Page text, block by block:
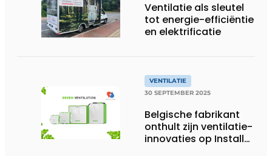
Ventilatie als sleutel
tot energie-efficiëntie
en elektrificatie
VENTILATIE
30 SEPTEMBER 2025
Belgische fabrikant
onthult zijn ventilatie-
innovaties op Install